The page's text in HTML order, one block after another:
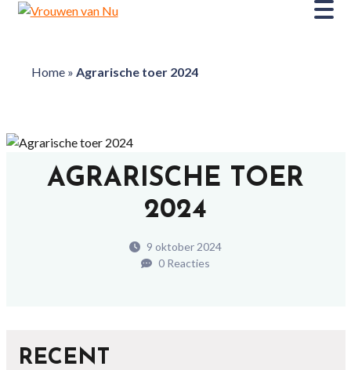
Home» Agrarische toer 2024
AGRARISCHE TOER
2024
9 oktober 2024
0 Reacties
RECENT